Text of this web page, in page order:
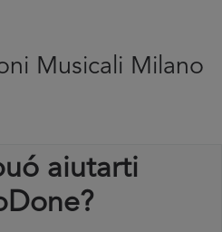
Musicali Milano
aiutarti